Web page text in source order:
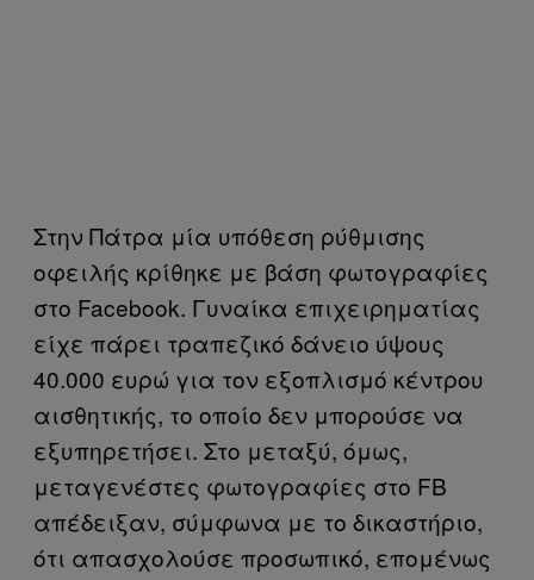
Στην Πάτρα μία υπόθεση ρύθμισης
οφειλής κρίθηκε με βάση φωτογραφίες
στο Facebook. Γυναίκα επιχειρηματίας
είχε πάρει τραπεζικό δάνειο ύψους
40.000 ευρώ για τον εξοπλισμό κέντρου
αισθητικής, το οποίο δεν μπορούσε να
εξυπηρετήσει. Στο μεταξύ, όμως,
μεταγενέστες φωτογραφίες στο FB
απέδειξαν, σύμφωνα με το δικαστήριο,
ότι απασχολούσε προσωπικό, επομένως